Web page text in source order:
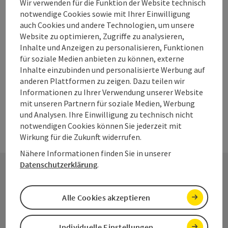
Genieße eine eindrucksvolle Schifffahrt am
Hallstättersee.
Hallstatt
derzeit geschlossen, öffnet um 07:00
Kontakt
Wir verwenden für die Funktion der Website technisch
notwendige Cookies sowie mit Ihrer Einwilligung
auch Cookies und andere Technologien, um unsere
Website zu optimieren, Zugriffe zu analysieren,
Inhalte und Anzeigen zu personalisieren, Funktionen
für soziale Medien anbieten zu können, externe
Inhalte einzubinden und personalisierte Werbung auf
anderen Plattformen zu zeigen. Dazu teilen wir
Informationen zu Ihrer Verwendung unserer Website
mit unseren Partnern für soziale Medien, Werbung
und Analysen. Ihre Einwilligung zu technisch nicht
notwendigen Cookies können Sie jederzeit mit
Wirkung für die Zukunft widerrufen.
Nähere Informationen finden Sie in unserer
Datenschutzerklärung.
Alle Cookies akzeptieren